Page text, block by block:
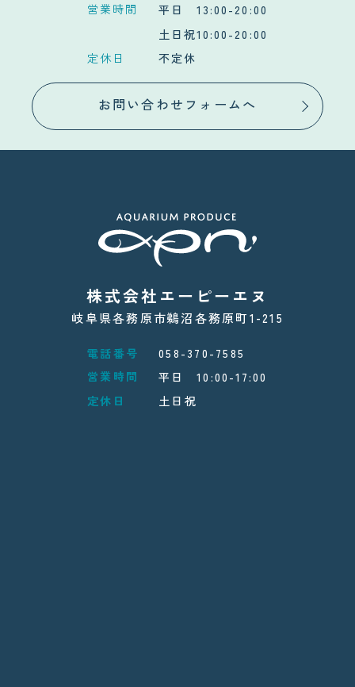
営業時間
平日 13:00-20:00
土日祝10:00-20:00
定休日
不定休
お問い合わせフォームへ
株式会社エーピーエヌ
岐阜県各務原市鵜沼各務原町1-215
電話番号
058-370-7585
営業時間
平日 10:00-17:00
定休日
土日祝